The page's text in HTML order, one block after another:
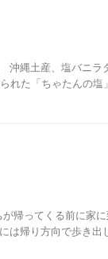
沖縄土産、塩バニラ
れた「ちゃたんの塩
帰ってくる前に家に
は帰り方向で歩き出